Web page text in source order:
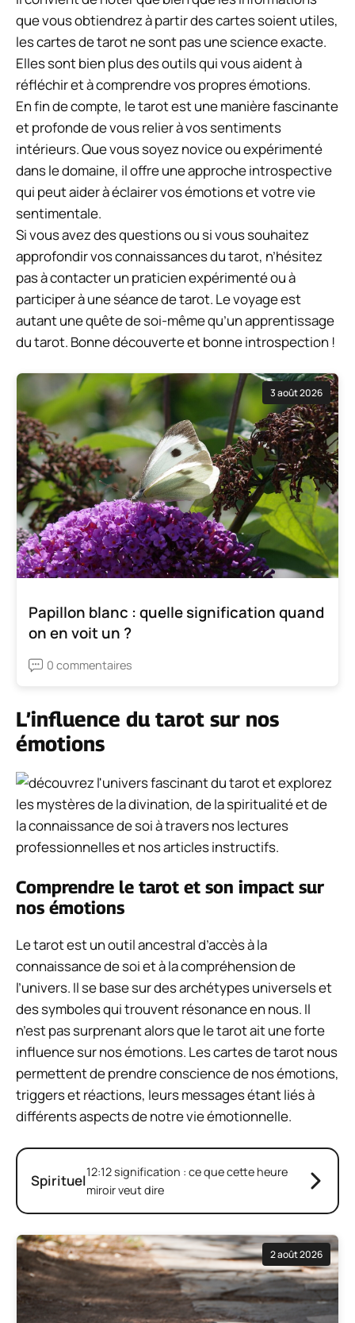
que vous obtiendrez à partir des cartes soient utiles,
les cartes de tarot ne sont pas une science exacte.
Elles sont bien plus des outils qui vous aident à
réfléchir et à comprendre vos propres émotions.
En fin de compte, le tarot est une manière fascinante
et profonde de vous relier à vos sentiments
intérieurs. Que vous soyez novice ou expérimenté
dans le domaine, il offre une approche introspective
qui peut aider à éclairer vos émotions et votre vie
sentimentale.
Si vous avez des questions ou si vous souhaitez
approfondir vos connaissances du tarot, n’hésitez
pas à contacter un praticien expérimenté ou à
participer à une séance de tarot. Le voyage est
autant une quête de soi-même qu’un apprentissage
du tarot. Bonne découverte et bonne introspection !
3 août 2026
Papillon blanc : quelle signification quand
on en voit un ?
0 commentaires
L’influence du tarot sur nos
émotions
Comprendre le tarot et son impact sur
nos émotions
Le tarot est un outil ancestral d’accès à la
connaissance de soi et à la compréhension de
l’univers. Il se base sur des archétypes universels et
des symboles qui trouvent résonance en nous. Il
n’est pas surprenant alors que le tarot ait une forte
influence sur nos émotions. Les cartes de tarot nous
permettent de prendre conscience de nos émotions,
triggers et réactions, leurs messages étant liés à
différents aspects de notre vie émotionnelle.
Spirituel12:12 signification : ce que cette heure
miroir veut dire
2 août 2026